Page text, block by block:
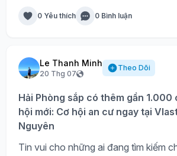
0 Yêu thích 0 Bình luận
Le Thanh Minh
20 Thg 07
Theo Dõi
Hải Phòng sắp có thêm gần 1.000
hội mới: Cơ hội an cư ngay tại
Nguyên
Tin vui cho những ai đang tìm kiếm